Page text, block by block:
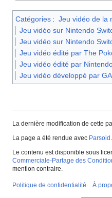
Catégories : Jeu vidéo de la
Jeu vidéo sur Nintendo
Jeu vidéo sur Nintendo
Jeu vidéo édité par The
Jeu vidéo édité par
Jeu vidéo développé par
La dernière modification de cette
La page a été rendue avec Parsoid .
Le contenu est disponible sous
Commerciale-Partage des
mention contraire.
Politique de confidentialité À